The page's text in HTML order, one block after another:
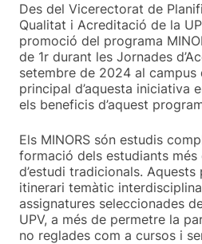
Des del Vicerectorat de
Qualitat i Acreditació de la
promoció del programa
de 1r durant les Jornades
setembre de 2024 al campus
principal d’aquesta iniciativa
els beneficis d’aquest
Els MINORS són estudis
formació dels estudiants més
d’estudi tradicionals.
itinerari temàtic
assignatures seleccionades
UPV, a més de permetre la
no reglades com a cursos i